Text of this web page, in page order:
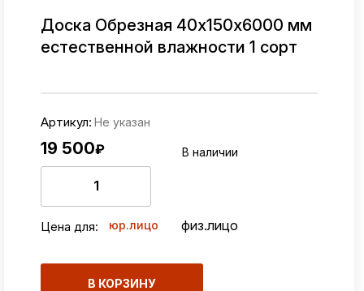
Доска Обрезная 40х150х6000 мм
естественной влажности 1 сорт
Артикул: Не указан
19 500₽ В наличии
Цена для: юр.лицо физ.лицо
В КОРЗИНУ